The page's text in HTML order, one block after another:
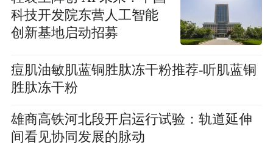
科技开发院东营人工智能
创新基地启动招募
痘肌油敏肌蓝铜胜肽冻干粉推荐-听肌蓝铜
胜肽冻干粉
雄商高铁河北段开启运行试验：轨道延伸
间看见协同发展的脉动